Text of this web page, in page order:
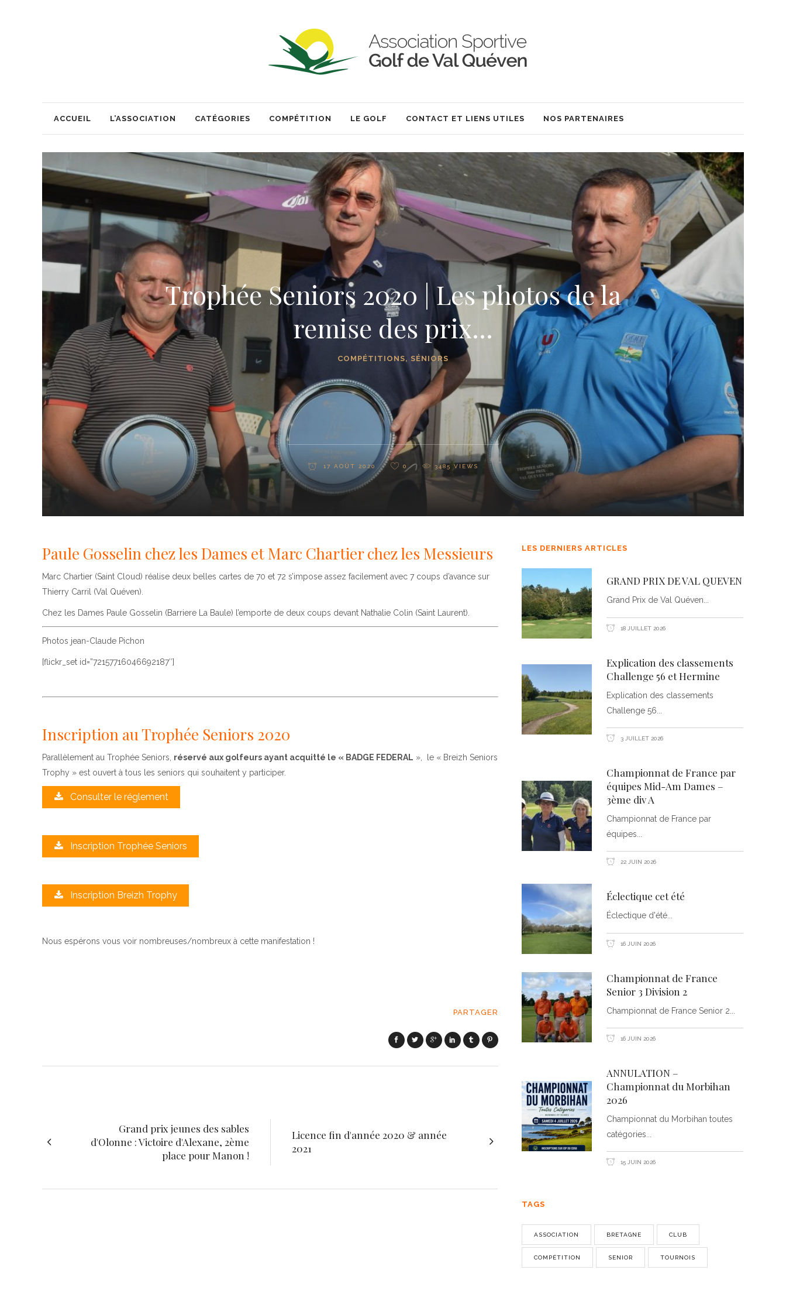
ACCUEIL L’ASSOCIATION CATÉGORIES COMPÉTITION LE GOLF CONTACT ET LIENS UTILES NOS PARTENAIRES
Trophée Seniors 2020 | Les photos de la
remise des prix…
COMPÉTITIONS, SÉNIORS
17 AOÛT 2020 0 3485 VIEWS
Paule Gosselin chez les Dames et Marc Chartier chez les Messieurs
Marc Chartier (Saint Cloud) réalise deux belles cartes de 70 et 72 s’impose assez facilement avec 7 coups d’avance sur
Thierry Carril (Val Quéven).
Chez les Dames Paule Gosselin (Barriere La Baule) l’emporte de deux coups devant Nathalie Colin (Saint Laurent).
Photos jean-Claude Pichon
[flickr_set id=”72157716046692187″]
Inscription au Trophée Seniors 2020
Parallèlement au Trophée Seniors, réservé aux golfeurs ayant acquitté le « BADGE FEDERAL », le « Breizh Seniors
Trophy » est ouvert à tous les seniors qui souhaitent y participer.
Consulter le réglement
Inscription Trophée Seniors
Inscription Breizh Trophy
Nous espérons vous voir nombreuses/nombreux à cette manifestation !
PARTAGER
Grand prix jeunes des sables
d'Olonne : Victoire d'Alexane, 2ème
place pour Manon !
Licence fin d'année 2020 & année
2021
LES DERNIERS ARTICLES
GRAND PRIX DE VAL QUEVEN
Grand Prix de Val Quéven
18 JUILLET 2026
Explication des classements
Challenge 56 et Hermine
Explication des classements
Challenge 56
3 JUILLET 2026
Championnat de France par
équipes Mid-Am Dames –
3ème div A
Championnat de France par
équipes
22 JUIN 2026
Éclectique cet été
Éclectique d'été
16 JUIN 2026
Championnat de France
Senior 3 Division 2
Championnat de France Senior 2
16 JUIN 2026
ANNULATION –
Championnat du Morbihan
2026
Championnat du Morbihan toutes
catégories
15 JUIN 2026
TAGS
ASSOCIATION BRETAGNE CLUB
COMPÉTITION SENIOR TOURNOIS